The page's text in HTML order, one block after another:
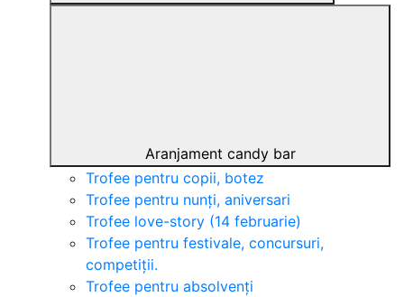
Aranjament candy bar
Trofee pentru copii, botez
Trofee pentru nunți, aniversari
Trofee love-story (14 februarie)
Trofee pentru festivale, concursuri,
competiții.
Trofee pentru absolvenți